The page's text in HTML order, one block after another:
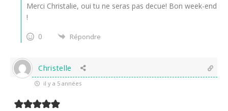
Merci Christalie, oui tu ne seras pas decue! Bon week-end
!
0
Répondre
Christelle
il y a 5 années